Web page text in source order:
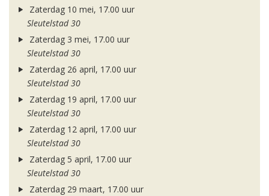
Zaterdag 10 mei, 17.00 uur
Sleutelstad 30
Zaterdag 3 mei, 17.00 uur
Sleutelstad 30
Zaterdag 26 april, 17.00 uur
Sleutelstad 30
Zaterdag 19 april, 17.00 uur
Sleutelstad 30
Zaterdag 12 april, 17.00 uur
Sleutelstad 30
Zaterdag 5 april, 17.00 uur
Sleutelstad 30
Zaterdag 29 maart, 17.00 uur